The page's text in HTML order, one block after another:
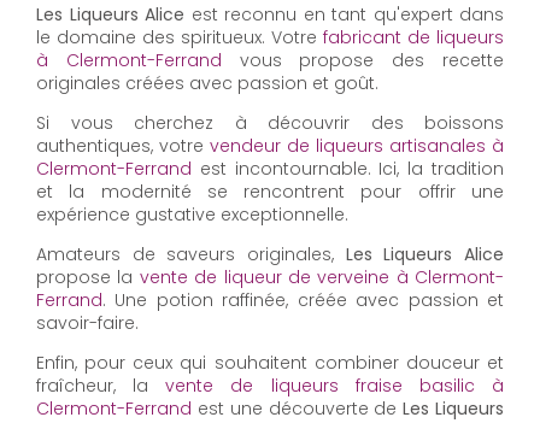
Les Liqueurs Alice est reconnu en tant qu'expert dans
le domaine des spiritueux. Votre fabricant de liqueurs
à Clermont-Ferrand vous propose des recette
originales créées avec passion et goût.
Si vous cherchez à découvrir des boissons
authentiques, votre vendeur de liqueurs artisanales à
Clermont-Ferrand est incontournable. Ici, la tradition
et la modernité se rencontrent pour offrir une
expérience gustative exceptionnelle.
Amateurs de saveurs originales, Les Liqueurs Alice
propose la vente de liqueur de verveine à Clermont-
Ferrand. Une potion raffinée, créée avec passion et
savoir-faire.
Enfin, pour ceux qui souhaitent combiner douceur et
fraîcheur, lavente de liqueurs fraise basilic à
Clermont-Ferrand est une découverte deLes Liqueurs